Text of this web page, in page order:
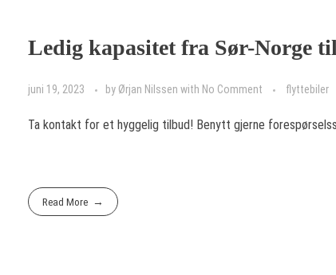
Ledig kapasitet fra Sør-Norge
juni 19, 2023 by Ørjan Nilssen with No Comment flyttebiler
Ta kontakt for et hyggelig tilbud! Benytt gjerne
Read More